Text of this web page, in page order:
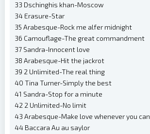
33 Dschinghis khan-Moscow
34 Erasure-Star
35 Arabesque-Rock me alfer midnight
36 Camouflage-The great commandment
37 Sandra-Innocent love
38 Arabesque-Hit the jackrot
39 2 Unlimited-The real thing
40 Tina Turner-Simply the best
41 Sandra-Stop for a minute
42 2 Unlimited-No limit
43 Arabesque-Make love whenever you can
44 Baccara Au au saylor